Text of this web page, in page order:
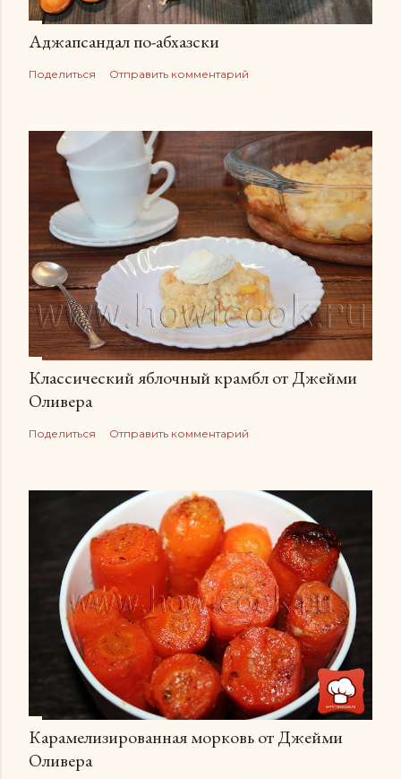
Аджапсандал по-абхазски
Поделиться Отправить комментарий
Классический яблочный крамбл от Джейми
Оливера
Поделиться Отправить комментарий
Карамелизированная морковь от Джейми
Оливера